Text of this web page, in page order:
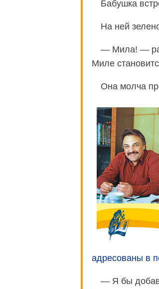
Бабушка
На ней
— Мила! —
Миле
Она молча
адресованы в
— Я бы